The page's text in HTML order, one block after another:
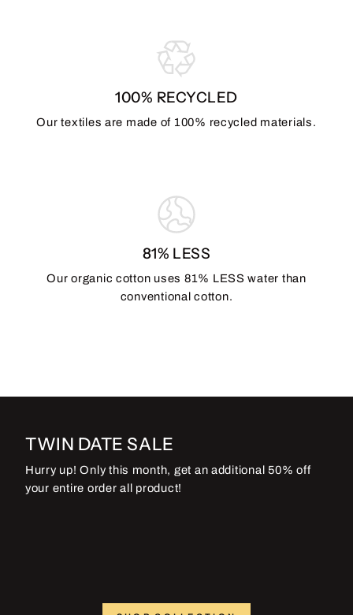
100% RECYCLED
Our textiles are made of 100% recycled materials.
81% LESS
Our organic cotton uses 81% LESS water than
conventional cotton.
TWIN DATE SALE
Hurry up! Only this month, get an additional 50% off
your entire order all product!